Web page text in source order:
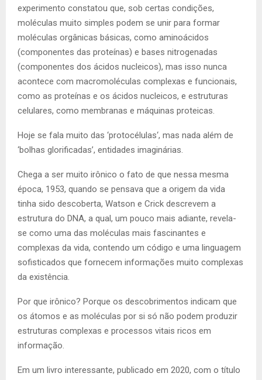
experimento constatou que, sob certas condições,
moléculas muito simples podem se unir para formar
moléculas orgânicas básicas, como aminoácidos
(componentes das proteínas) e bases nitrogenadas
(componentes dos ácidos nucleicos), mas isso nunca
acontece com macromoléculas complexas e funcionais,
como as proteínas e os ácidos nucleicos, e estruturas
celulares, como membranas e máquinas proteicas.
Hoje se fala muito das ‘protocélulas‘, mas nada além de
‘bolhas glorificadas’, entidades imaginárias.
Chega a ser muito irônico o fato de que nessa mesma
época, 1953, quando se pensava que a origem da vida
tinha sido descoberta, Watson e Crick descrevem a
estrutura do DNA, a qual, um pouco mais adiante, revela-
se como uma das moléculas mais fascinantes e
complexas da vida, contendo um código e uma linguagem
sofisticados que fornecem informações muito complexas
da existência.
Por que irônico? Porque os descobrimentos indicam que
os átomos e as moléculas por si só não podem produzir
estruturas complexas e processos vitais ricos em
informação.
Em um livro interessante, publicado em 2020, com o título